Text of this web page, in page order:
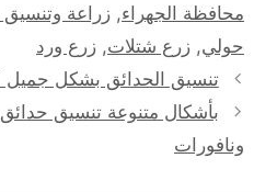
محافظة الجهراء, زراعة
حولي, زرع شتلات, زرع ورد
تصفّح
المقالات
تنسيق الحدائق بشكل جميل
بأشكال متنوعة تنسيق
ونافورات